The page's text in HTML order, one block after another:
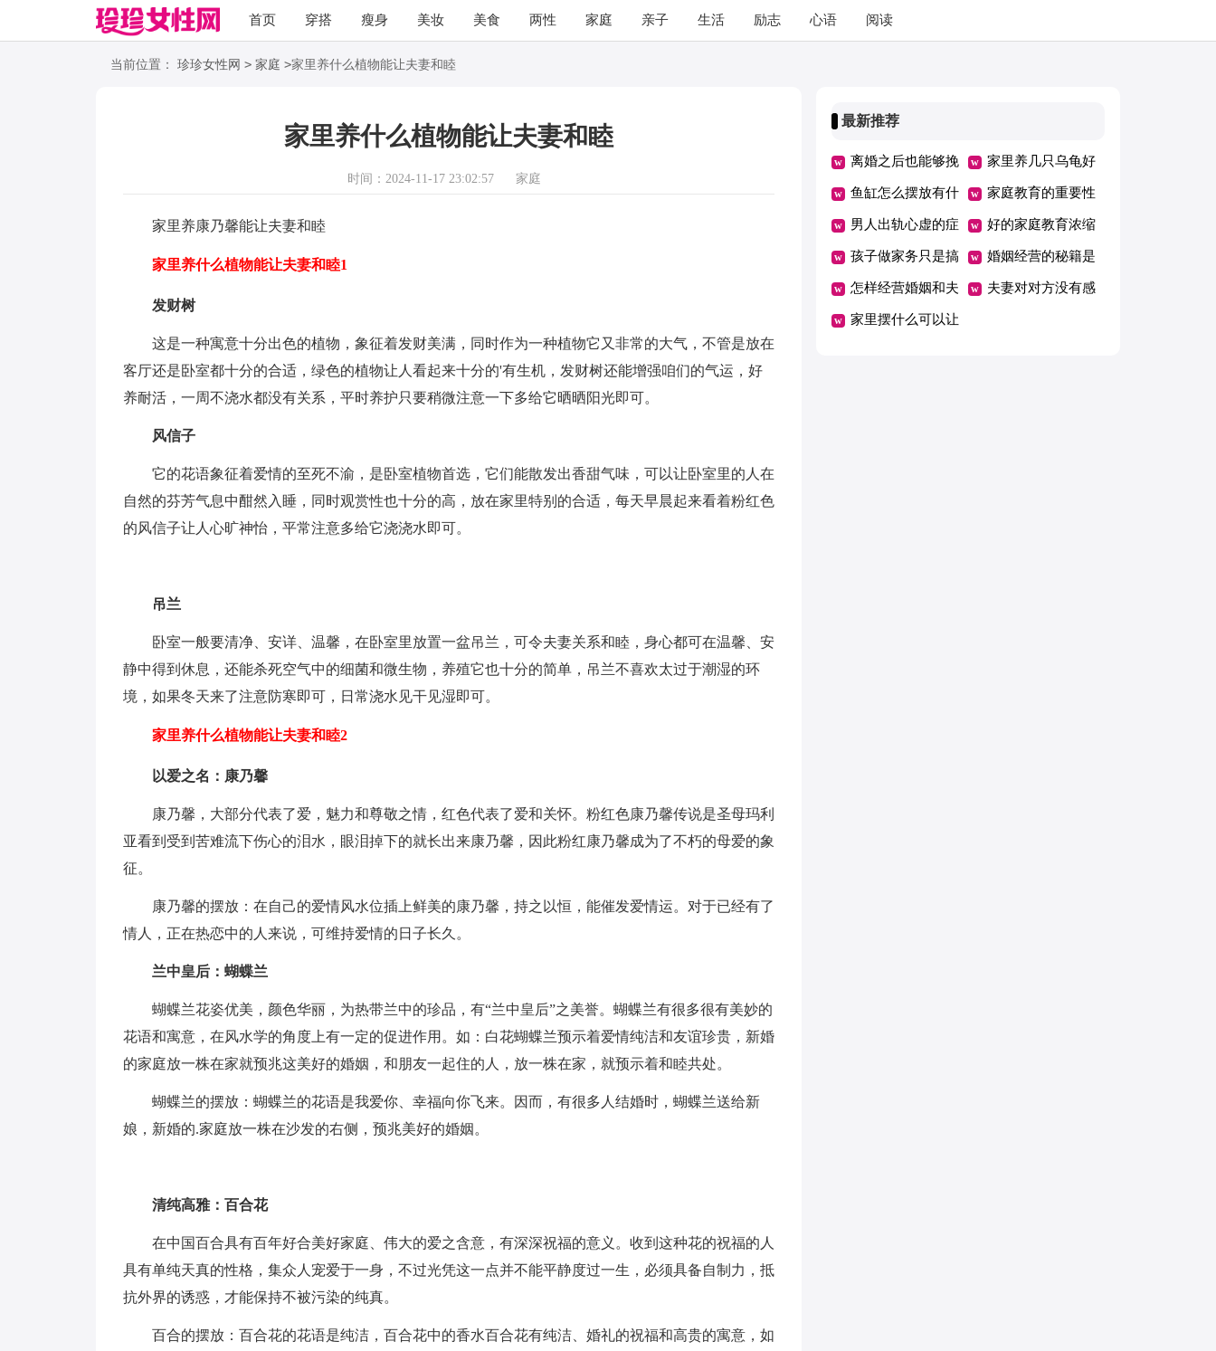
首页 穿搭 瘦身 美妆 美食 两性 家庭 亲子 生活 励志 心语 阅读
职场 语录
当前位置： 珍珍女性网 > 家庭 >家里养什么植物能让夫妻和睦
家里养什么植物能让夫妻和睦
时间：2024-11-17 23:02:57 家庭
家里养康乃馨能让夫妻和睦
家里养什么植物能让夫妻和睦1
发财树
这是一种寓意十分出色的植物，象征着发财美满，同时作为一种植物它又非常的大气，不管是放在
客厅还是卧室都十分的合适，绿色的植物让人看起来十分的'有生机，发财树还能增强咱们的气运，好
养耐活，一周不浇水都没有关系，平时养护只要稍微注意一下多给它晒晒阳光即可。
风信子
它的花语象征着爱情的至死不渝，是卧室植物首选，它们能散发出香甜气味，可以让卧室里的人在
自然的芬芳气息中酣然入睡，同时观赏性也十分的高，放在家里特别的合适，每天早晨起来看着粉红色
的风信子让人心旷神怡，平常注意多给它浇浇水即可。
吊兰
卧室一般要清净、安详、温馨，在卧室里放置一盆吊兰，可令夫妻关系和睦，身心都可在温馨、安
静中得到休息，还能杀死空气中的细菌和微生物，养殖它也十分的简单，吊兰不喜欢太过于潮湿的环
境，如果冬天来了注意防寒即可，日常浇水见干见湿即可。
家里养什么植物能让夫妻和睦2
以爱之名：康乃馨
康乃馨，大部分代表了爱，魅力和尊敬之情，红色代表了爱和关怀。粉红色康乃馨传说是圣母玛利
亚看到受到苦难流下伤心的泪水，眼泪掉下的就长出来康乃馨，因此粉红康乃馨成为了不朽的母爱的象
征。
康乃馨的摆放：在自己的爱情风水位插上鲜美的康乃馨，持之以恒，能催发爱情运。对于已经有了
情人，正在热恋中的人来说，可维持爱情的日子长久。
兰中皇后：蝴蝶兰
蝴蝶兰花姿优美，颜色华丽，为热带兰中的珍品，有“兰中皇后”之美誉。蝴蝶兰有很多很有美妙的
花语和寓意，在风水学的角度上有一定的促进作用。如：白花蝴蝶兰预示着爱情纯洁和友谊珍贵，新婚
的家庭放一株在家就预兆这美好的婚姻，和朋友一起住的人，放一株在家，就预示着和睦共处。
蝴蝶兰的摆放：蝴蝶兰的花语是我爱你、幸福向你飞来。因而，有很多人结婚时，蝴蝶兰送给新
娘，新婚的.家庭放一株在沙发的右侧，预兆美好的婚姻。
清纯高雅：百合花
在中国百合具有百年好合美好家庭、伟大的爱之含意，有深深祝福的意义。收到这种花的祝福的人
具有单纯天真的性格，集众人宠爱于一身，不过光凭这一点并不能平静度过一生，必须具备自制力，抵
抗外界的诱惑，才能保持不被污染的纯真。
百合的摆放：百合花的花语是纯洁，百合花中的香水百合花有纯洁、婚礼的祝福和高贵的寓意，如
最新推荐
离婚之后也能够挽
回老公关键
家里养几只乌龟好
鱼缸怎么摆放有什
么摆放禁忌
家庭教育的重要性
你是否看重过
男人出轨心虚的症
状有哪些
好的家庭教育浓缩
话早教
孩子做家务只是搞
着玩，家庭教育缺
了啥
婚姻经营的秘籍是
哪些
怎样经营婚姻和夫
妻感情
夫妻对对方没有感
家里摆什么可以让